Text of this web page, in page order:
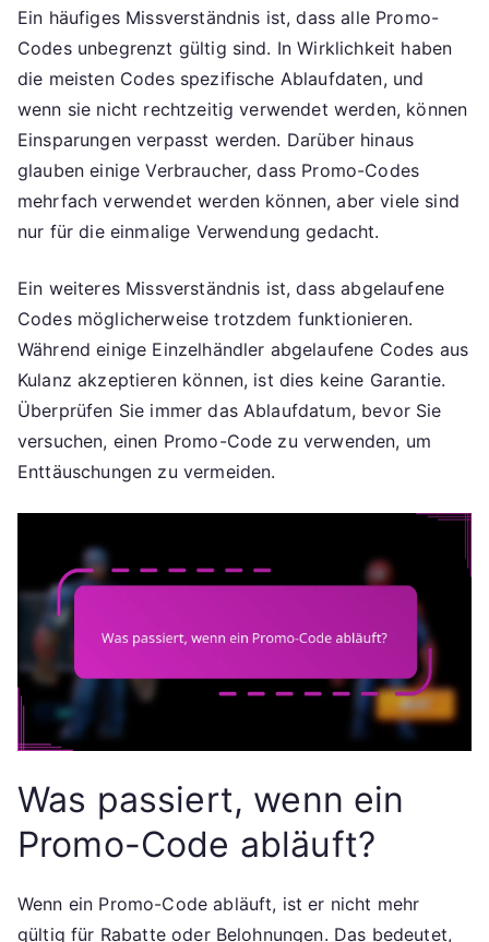
Ein häufiges Missverständnis ist, dass alle Promo-
Codes unbegrenzt gültig sind. In Wirklichkeit haben
die meisten Codes spezifische Ablaufdaten, und
wenn sie nicht rechtzeitig verwendet werden, können
Einsparungen verpasst werden. Darüber hinaus
glauben einige Verbraucher, dass Promo-Codes
mehrfach verwendet werden können, aber viele sind
nur für die einmalige Verwendung gedacht.
Ein weiteres Missverständnis ist, dass abgelaufene
Codes möglicherweise trotzdem funktionieren.
Während einige Einzelhändler abgelaufene Codes aus
Kulanz akzeptieren können, ist dies keine Garantie.
Überprüfen Sie immer das Ablaufdatum, bevor Sie
versuchen, einen Promo-Code zu verwenden, um
Enttäuschungen zu vermeiden.
Was passiert, wenn ein
Promo-Code abläuft?
Wenn ein Promo-Code abläuft, ist er nicht mehr
gültig für Rabatte oder Belohnungen. Das bedeutet,